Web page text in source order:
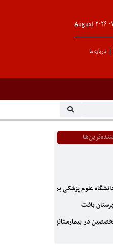
August۲۰۲۶
درباره ما
علوم پزشکی بم
بافت
علوم پزشکی بم